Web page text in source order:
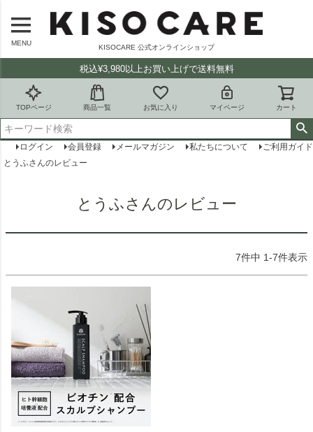
MENU
KISOCARE 公式オンラインショップ
税込¥3,980以上お買い上げで送料無料
TOPページ 商品一覧 お気に入り マイページ カート
ログイン 会員登録 メールマガジン 私たちについて
ご利用ガイド
とうふさんのレビュー
とうふさんのレビュー
7件中 1-7件表示